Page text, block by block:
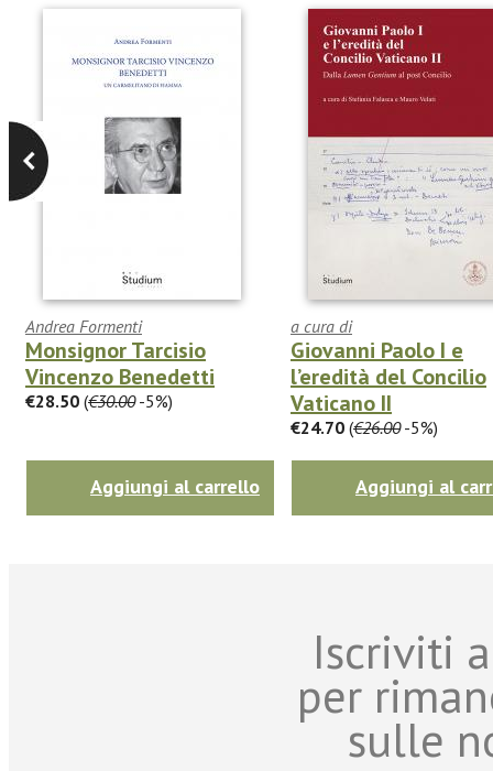
Andrea Formenti
Monsignor Tarcisio
Vincenzo Benedetti
€28.50 (€30.00-5%)
Aggiungi al carrello
a cura di
Giovanni Paolo I e
l’eredità del Concilio
Vaticano II
€24.70 (€26.00-5%)
Aggiungi al
Iscriviti
per
sulle